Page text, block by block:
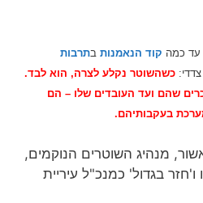
עד כמה קוד הנאמנות בתרבות
כשהשוטר נקלע לצרה, הוא לבד.
שהם ועד העובדים שלו – הם
בעקבותיהם.
מנהיג השוטרים הנוקמים,
בגדול' כמנכ"ל עיריית